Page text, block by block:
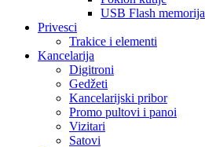
USB Flash memorija
Privesci
Trakice i elementi
Kancelarija
Digitroni
Gedžeti
Kancelarijski pribor
Promo pultovi i panoi
Vizitari
Satovi